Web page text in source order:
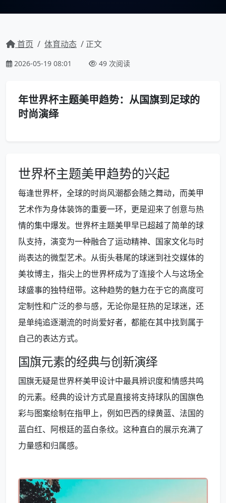
首页 / 体育动态 / 正文
2026-05-19 08:01 49 次阅读
年世界杯主题美甲趋势：从国旗到足球的
时尚演绎
世界杯主题美甲趋势的兴起
每逢世界杯，全球的时尚风潮都会随之舞动，而美甲
艺术作为身体装饰的重要一环，更是迎来了创意与热
情的集中爆发。世界杯主题美甲早已超越了简单的球
队支持，演变为一种融合了运动精神、国家文化与时
尚表达的微型艺术。从街头巷尾的球迷到社交媒体的
美妆博主，指尖上的世界杯成为了连接个人与这场全
球盛事的独特纽带。这种趋势的魅力在于它的高度可
定制性和广泛的参与感，无论你是狂热的足球迷，还
是单纯追逐潮流的时尚爱好者，都能在其中找到属于
自己的表达方式。
国旗元素的经典与创新演绎
国旗无疑是世界杯美甲设计中最具辨识度和情感共鸣
的元素。经典的设计方式是直接将支持球队的国旗色
彩与图案绘制在指甲上，例如巴西的绿黄蓝、法国的
蓝白红、阿根廷的蓝白条纹。这种直白的展示充满了
力量感和归属感。